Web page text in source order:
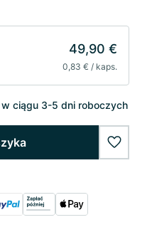
49,90 €
0,83 € / kaps.
ciągu 3-5 dni roboczych